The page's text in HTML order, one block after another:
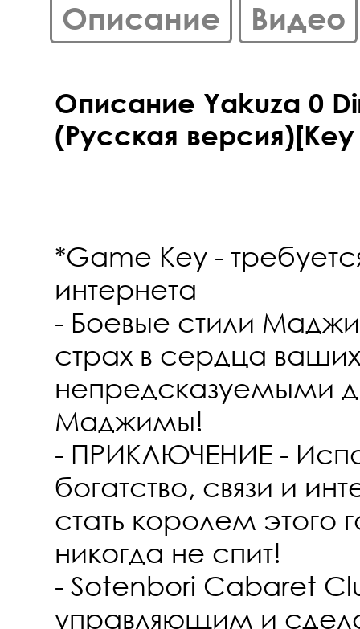
Описание Видео
Описание Yakuza 0
(Русская
*Game Key -
интернета
- Боевые стили
страх в сердца
непредсказуемыми
Маджимы!
- ПРИКЛЮЧЕНИЕ -
богатство, связи и
стать королем этого
никогда не спит!
- Sotenbori Cabaret
управляющим и